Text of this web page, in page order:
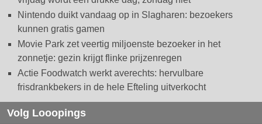
Nintendo duikt vandaag op in Slagharen: bezoekers
kunnen gratis gamen
Movie Park zet veertig miljoenste bezoeker in het
zonnetje: gezin krijgt flinke prijzenregen
Actie Foodwatch werkt averechts: hervulbare
frisdrankbekers in de hele Efteling uitverkocht
Volg Looopings